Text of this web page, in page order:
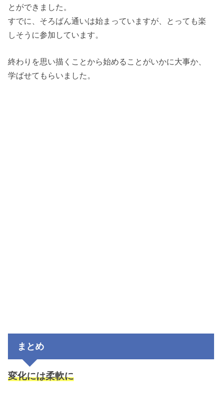
とができました。
すでに、そろばん通いは始まっていますが、とっても楽
しそうに参加しています。
終わりを思い描くことから始めることがいかに大事か、
学ばせてもらいました。
まとめ
変化には柔軟に